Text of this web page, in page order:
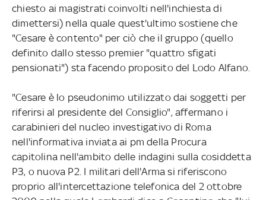
chiesto ai magistrati coinvolti nell'inchiesta di
dimettersi) nella quale quest'ultimo sostiene che
"Cesare è contento" per ciò che il gruppo (quello
definito dallo stesso premier "quattro sfigati
pensionati") sta facendo proposito del Lodo Alfano.
"Cesare è lo pseudonimo utilizzato dai soggetti per
riferirsi al presidente del Consiglio", affermano i
carabinieri del nucleo investigativo di Roma
nell'informativa inviata ai pm della Procura
capitolina nell'ambito delle indagini sulla cosiddetta
P3, o nuova P2. I militari dell'Arma si riferiscono
proprio all'intercettazione telefonica del 2 ottobre